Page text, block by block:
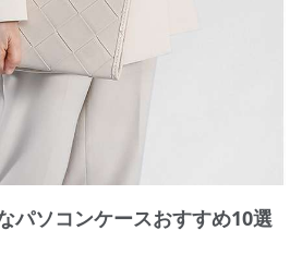
パソコンケースおすすめ10選